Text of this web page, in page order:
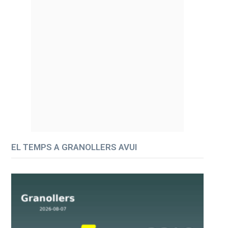
EL TEMPS A GRANOLLERS AVUI